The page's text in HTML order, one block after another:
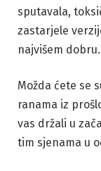
sputavala,
zastarjele
najvišem dobru.
Možda ćete se
ranama iz
vas držali u
tim sjenama u